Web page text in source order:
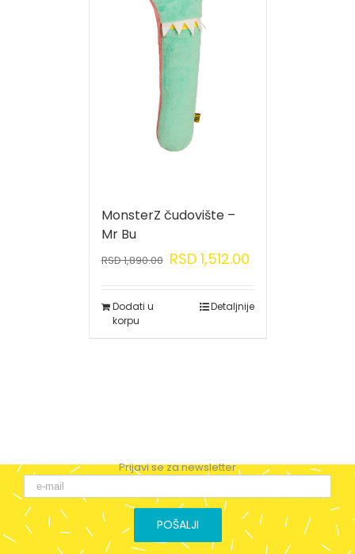
MonsterZ čudovište –
Mr Bu
RSD1,890.00 RSD1,512.00
Dodati u
korpu
Detaljnije
Prijavi se za newsletter